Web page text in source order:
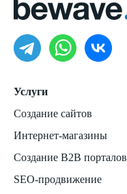
Услуги
Создание сайтов
Интернет-магазины
Создание B2B порталов
SEO-продвижение